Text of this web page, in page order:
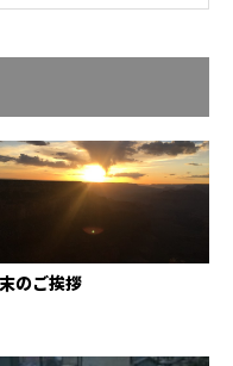
のご挨拶